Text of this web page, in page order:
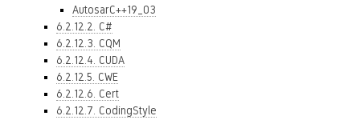
AutosarC++19_03
6.2.12.2. C#
6.2.12.3. CQM
6.2.12.4. CUDA
6.2.12.5. CWE
6.2.12.6. Cert
6.2.12.7. CodingStyle